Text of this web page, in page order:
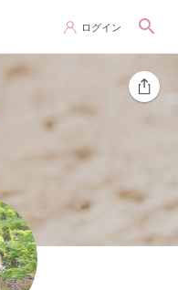
ログイン